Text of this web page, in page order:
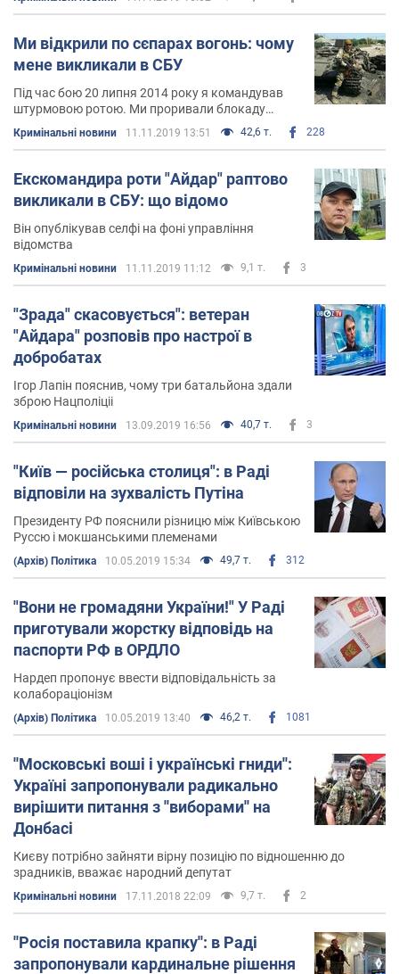
Ми відкрили по сєпарах вогонь: чому
мене викликали в СБУ
Під час бою 20 липня 2014 року я командував
штурмовою ротою. Ми проривали блокаду
Луганського аеропорту біля населеного пункту
Георгіївка, брали дві позиції сепаратистів
Кримінальні новини 11.11.2019 13:51 42,6 т. 228
Екскомандира роти "Айдар" раптово
викликали в СБУ: що відомо
Він опублікував селфі на фоні управління
відомства
Кримінальні новини 11.11.2019 11:12 9,1 т. 3
"Зрада" скасовується": ветеран
"Айдара" розповів про настрої в
добробатах
Ігор Лапін пояснив, чому три батальйона здали
зброю Нацполіціі
Кримінальні новини 13.09.2019 16:56 40,7 т. 3
"Київ — російська столиця": в Раді
відповіли на зухвалість Путіна
Президенту РФ пояснили різницю між Київською
Руссю і мокшанськими племенами
(Архів) Політика 10.05.2019 15:34 49,7 т. 312
"Вони не громадяни України!" У Раді
приготували жорстку відповідь на
паспорти РФ в ОРДЛО
Нардеп пропонує ввести відповідальність за
колабораціонізм
(Архів) Політика 10.05.2019 13:40 46,2 т. 1081
''Московські воші і українські гниди'':
Україні запропонували радикально
вирішити питання з ''виборами'' на
Донбасі
Києву потрібно зайняти вірну позицію по відношенню до
зрадників, вважає народний депутат
Кримінальні новини 17.11.2018 22:09 9,7 т. 2
''Росія поставила крапку'': в Раді
запропонували кардинальне рішення